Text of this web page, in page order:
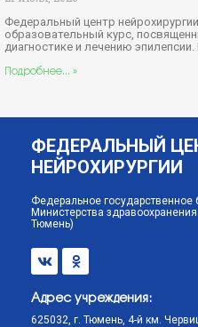
Федеральный центр
образовательный курс,
диагностике и лечению
Подробнее... »
ФЕДЕРАЛЬНЫЙ
НЕЙРОХИРУРГИИ
Федеральное
Министерства
Тюмень)
Адрес учреждения:
625032, г. Тюмень, 4-й км.